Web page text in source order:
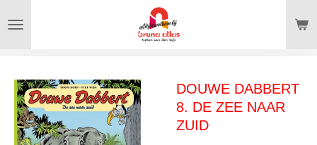
direct
hoofdinhoud
DOUWE DABBERT
8. DE ZEE NAAR
ZUID